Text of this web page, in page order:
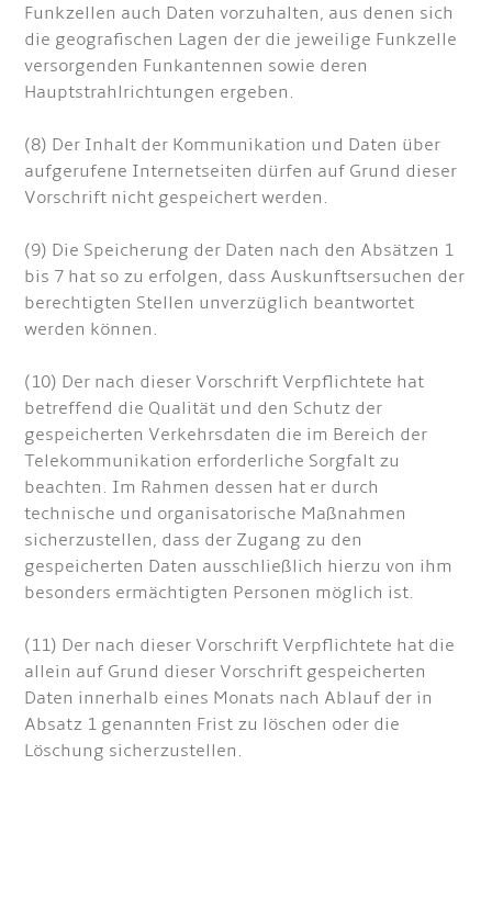
Funkzellen auch Daten vorzuhalten, aus denen sich
die geografischen Lagen der die jeweilige Funkzelle
versorgenden Funkantennen sowie deren
Hauptstrahlrichtungen ergeben.
(8) Der Inhalt der Kommunikation und Daten über
aufgerufene Internetseiten dürfen auf Grund dieser
Vorschrift nicht gespeichert werden.
(9) Die Speicherung der Daten nach den Absätzen 1
bis 7 hat so zu erfolgen, dass Auskunftsersuchen der
berechtigten Stellen unverzüglich beantwortet
werden können.
(10) Der nach dieser Vorschrift Verpflichtete hat
betreffend die Qualität und den Schutz der
gespeicherten Verkehrsdaten die im Bereich der
Telekommunikation erforderliche Sorgfalt zu
beachten. Im Rahmen dessen hat er durch
technische und organisatorische Maßnahmen
sicherzustellen, dass der Zugang zu den
gespeicherten Daten ausschließlich hierzu von ihm
besonders ermächtigten Personen möglich ist.
(11) Der nach dieser Vorschrift Verpflichtete hat die
allein auf Grund dieser Vorschrift gespeicherten
Daten innerhalb eines Monats nach Ablauf der in
Absatz 1 genannten Frist zu löschen oder die
Löschung sicherzustellen.